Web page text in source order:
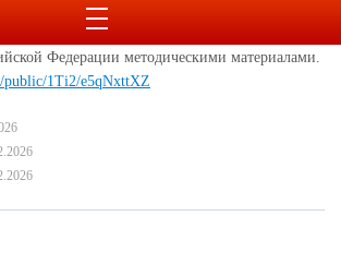
в образовательных организациях
с разработанными Министерством
Федерации методическими материалами.
public/1Ti2/e5qNxttXZ